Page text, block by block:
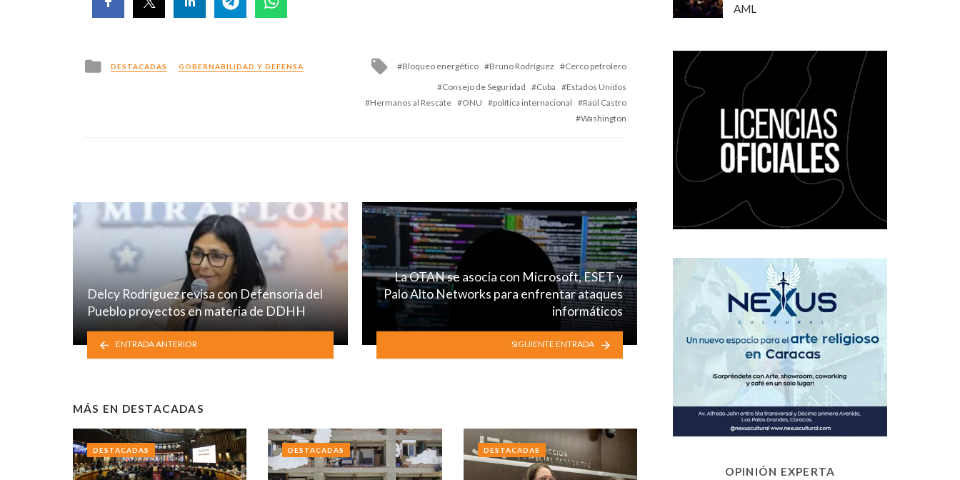
Posted
in
DESTACADAS GOBERNABILIDAD Y DEFENSA
Tagged
Bloqueo energético Bruno Rodríguez
Cerco petrolero
Consejo de Seguridad
Cuba
Estados Unidos
Hermanos al Rescate
ONU política internacional
Raúl Castro
Washington
Delcy Rodríguez revisa con Defensoría del
Pueblo proyectos en materia de DDHH
ENTRADA ANTERIOR
La OTAN se asocia con Microsoft, ESET y
Palo Alto Networks para enfrentar ataques
informáticos
SIGUIENTE ENTRADA
MÁS EN DESTACADAS
DESTACADAS DESTACADAS DESTACADAS
AML
OPINIÓN EXPERTA